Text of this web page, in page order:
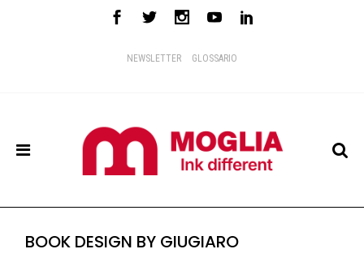
NEWSLETTER GLOSSARIO
BOOK DESIGN BY GIUGIARO